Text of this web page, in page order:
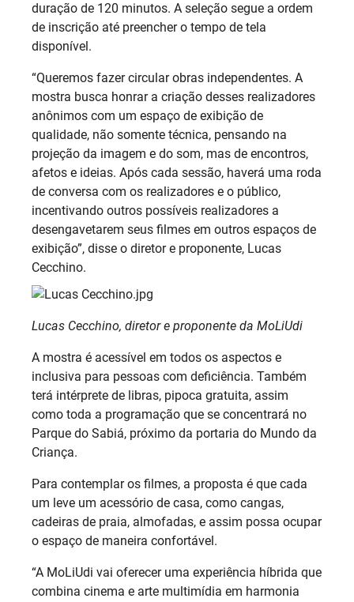
duração de 120 minutos. A seleção segue a ordem
de inscrição até preencher o tempo de tela
disponível.
“Queremos fazer circular obras independentes. A
mostra busca honrar a criação desses realizadores
anônimos com um espaço de exibição de
qualidade, não somente técnica, pensando na
projeção da imagem e do som, mas de encontros,
afetos e ideias. Após cada sessão, haverá uma roda
de conversa com os realizadores e o público,
incentivando outros possíveis realizadores a
desengavetarem seus filmes em outros espaços de
exibição”, disse o diretor e proponente, Lucas
Cecchino.
Lucas Cecchino, diretor e proponente da MoLiUdi
A mostra é acessível em todos os aspectos e
inclusiva para pessoas com deficiência. Também
terá intérprete de libras, pipoca gratuita, assim
como toda a programação que se concentrará no
Parque do Sabiá, próximo da portaria do Mundo da
Criança.
Para contemplar os filmes, a proposta é que cada
um leve um acessório de casa, como cangas,
cadeiras de praia, almofadas, e assim possa ocupar
o espaço de maneira confortável.
“A MoLiUdi vai oferecer uma experiência híbrida que
combina cinema e arte multimídia em harmonia